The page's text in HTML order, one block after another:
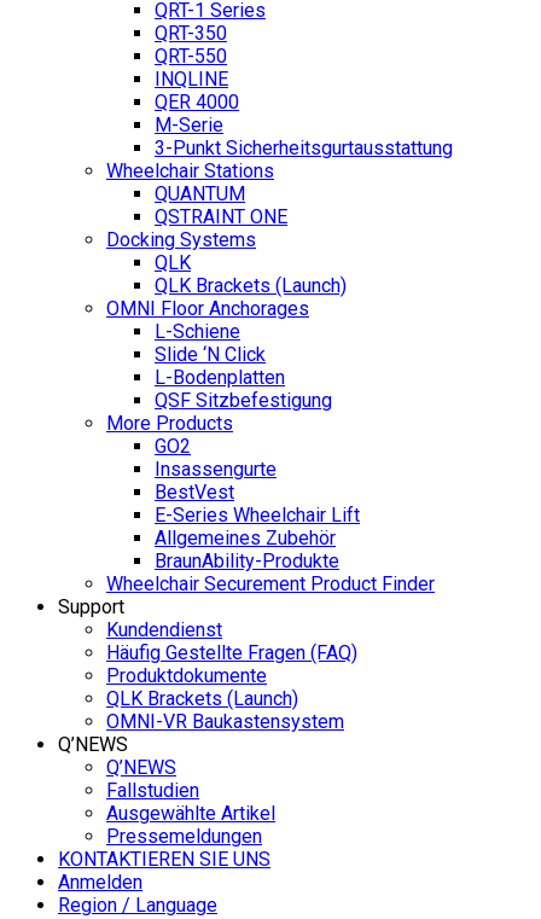
QRT-1 Series
QRT-350
QRT-550
INQLINE
QER 4000
M-Serie
3-Punkt Sicherheitsgurtausstattung
Wheelchair Stations
QUANTUM
QSTRAINT ONE
Docking Systems
QLK
QLK Brackets (Launch)
OMNI Floor Anchorages
L-Schiene
Slide ‘N Click
L-Bodenplatten
QSF Sitzbefestigung
More Products
GO2
Insassengurte
BestVest
E-Series Wheelchair Lift
Allgemeines Zubehör
BraunAbility-Produkte
Wheelchair Securement Product Finder
Support
Kundendienst
Häufig Gestellte Fragen (FAQ)
Produktdokumente
QLK Brackets (Launch)
OMNI-VR Baukastensystem
Q’NEWS
Q’NEWS
Fallstudien
Ausgewählte Artikel
Pressemeldungen
KONTAKTIEREN SIE UNS
Anmelden
Region / Language